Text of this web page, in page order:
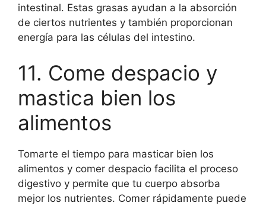
intestinal. Estas grasas ayudan a la absorción
de ciertos nutrientes y también proporcionan
energía para las células del intestino.
11. Come despacio y
mastica bien los
alimentos
Tomarte el tiempo para masticar bien los
alimentos y comer despacio facilita el proceso
digestivo y permite que tu cuerpo absorba
mejor los nutrientes. Comer rápidamente puede